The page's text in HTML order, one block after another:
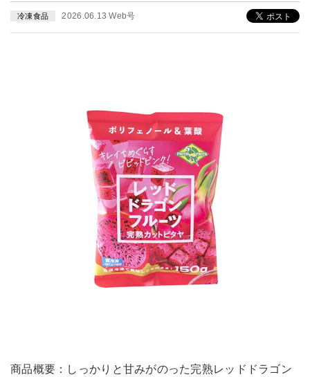
冷凍食品 2026.06.13 Web号
商品概要：しっかりと甘みがのった完熟レッドドラゴン